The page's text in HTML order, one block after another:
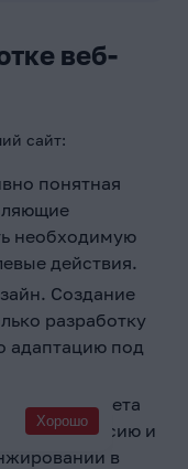
веб-
сайт:
понятная
необходимую
действия.
Создание
разработку
адаптацию под
ответа
конверсию и
в
Хорошо